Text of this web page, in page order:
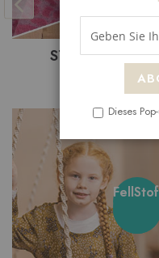
SALE
unsere
Dieses